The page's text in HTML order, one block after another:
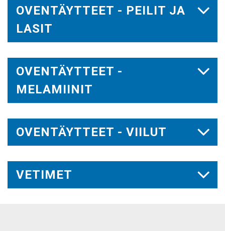
OVENTÄYTTEET - PEILIT JA
LASIT
OVENTÄYTTEET -
MELAMIINIT
OVENTÄYTTEET - VIILUT
VETIMET